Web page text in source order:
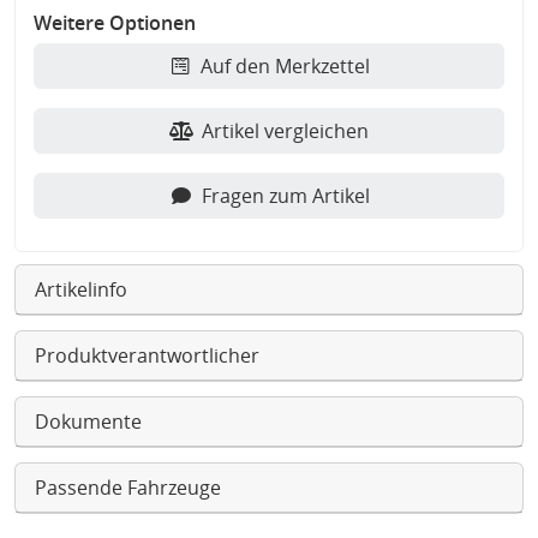
Weitere Optionen
Auf den Merkzettel
Artikel vergleichen
Fragen zum Artikel
Artikelinfo
Produktverantwortlicher
Dokumente
Passende Fahrzeuge